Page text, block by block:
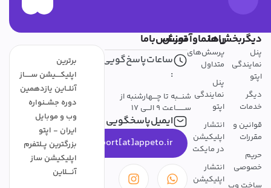
دیگربخش‌ها
پنل
نمایندگی
اپتو
دیگر
خدمات
قوانین و
مقررات
حریم
خصوصی
راهنماوآموزش
پرسش‌های
متداول
پنل
نمایندگی
اپتو
انتشار
اپلیکیشن
در مایکت
انتشار
اپلیکیشن
تمــــاس‌باما
ساعات‌پاسخ‌گویی
:
شنـــبه تا چـــهارشنبه از
ســـــــاعت 9 الـــی 17
ایمیل‌پاسخگویی
support[at]appeto.ir
برترین
اپلیکــــیشن ســـــاز
آنلــاین یازدهمین
دوره جشــنواره
وب و موبایل
ایران - اپتو
بزرگترین پــلتفرم
اپلیکیشن ساز
آنــــلاین